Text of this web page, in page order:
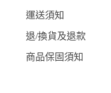
運送須知
退/換貨及退款
商品保固須知